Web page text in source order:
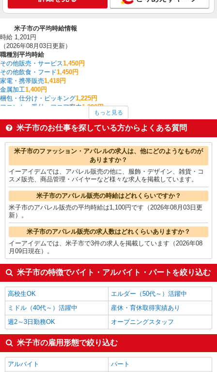
米子市の平均時給情報
時給 1,201円
（2026年08月03日更新）
職種別平均時給
その他販売・サービス1,450円
その他飲食・フード1,450円
家電・携帯販売1,418円
金属加工1,400円
梱包・仕分け・ピッキング1,225円
フロント・受付・フロア案内1,200円
その他軽作業・製造・物流1,200円
客室清掃・ベッドメイキング1,200円
食品製造・加工1,188円
米子市の他の職種の平均時給を見る
もっと見る
米子市のお仕事を探している方からよくある質問
米子市のファッション・アパレルの求人は、他にどのようなものが
ありますか？
イーアイデムでは、アパレル販売の他に、服飾・デザイン、雑貨・コ
スメ販売、商品管理・バイヤーなど様々な求人を掲載しています。
米子市のアパレル販売の時給はどれくらいですか？
米子市のアパレル販売の平均時給は1,100円です（2026年08月03日更
新）。
米子市のアパレル販売の求人数はどれくらいありますか？
イーアイデムでは、米子市で3件の求人を掲載しています（2026年08
月09日現在）。
米子市の特徴でバイト・アルバイト・パートを絞り込む
高校生OK
エルダー（50代～）活躍中
ミドル（40代～）活躍中
産休・育休取得実績あり
週2～3日勤務OK
オープニングスタッフ
米子市の雇用形態で絞り込む
アルバイト
パート